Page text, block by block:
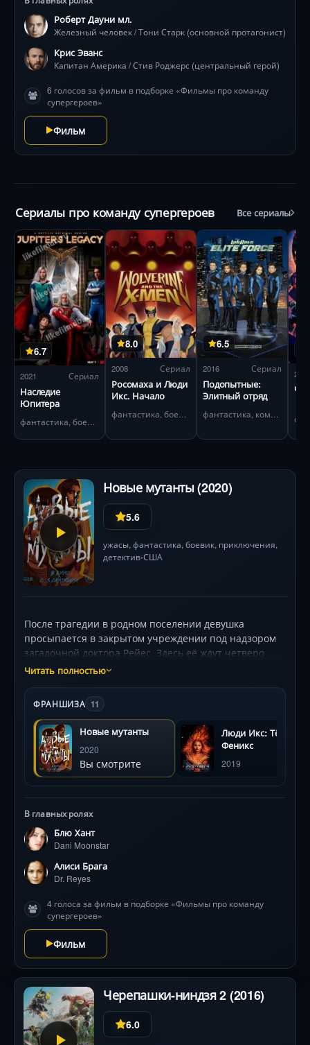
Роберт Дауни мл.
Железный человек / Тони Старк (основной протагонист)
Крис Эванс
Капитан Америка / Стив Роджерс (центральный герой)
6 голосов за фильм в подборке «Фильмы про команду
супергероев»
Фильм
Сериалы про команду супергероев Все сериалы
6.7
2021 Сериал
Наследие
Юпитера
8.0
2008 Сериал
Росомаха и Люди
Икс. Начало
6.5
2016 Сериал
Подопытные:
Элитный отряд
2021
Новые мутанты (2020)
5.6
ужасы, фантастика, боевик, приключения,
детектив•США
После трагедии в родном поселении девушка
просыпается в закрытом учреждении под надзором
загадочной доктора Рейес. Здесь её ждут четверо
других подростков-мутантов: один излучает адский
превращается в зверя, а четвёртая владеет магией.
Их кошмары материализуются, а тени прошлого
преследуют наяву. Учреждение скрывает мрачные
секреты, а снаружи бушует неведомая угроза. Героям
предстоит раскрыть правду о своих силах и сбежать,
пока кошмары не поглотили их разум. Визуальные
эффекты создают атмосферу хоррора, где каждый
Читать полностью
ФРАНШИЗА 11
Новые мутанты
2020
Вы смотрите
Люди Икс: Тёмный
Феникс
2019
В главных ролях
Блю Хант
Dani Moonstar
Алиси Брага
Dr. Reyes
4 голоса за фильм в подборке «Фильмы про команду
супергероев»
Фильм
Черепашки-ниндзя 2 (2016)
6.0